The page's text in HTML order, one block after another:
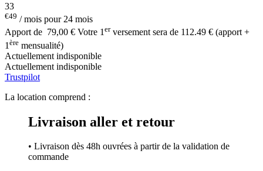
33
€49 / mois pour 24 mois
Apport de 79,00 € Votre 1 erversement sera de 112.49 € (apport +
1 ère mensualité)
Actuellement indisponible
Actuellement indisponible
Trustpilot
La location comprend :
Livraison aller et retour
• Livraison dès 48h ouvrées à partir de la validation de
commande